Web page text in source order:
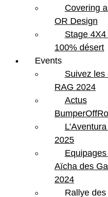
28 mai 2018 Par Martial
Rassemblement
Rassemblement, le 13ème
Rassemblement, le
Rassemblement, le 13ème
Burgundy Jeep Trophy. Nous
Jeep Trophy qui aura lieu
combes grondées à Saint
Covering
OR Design
Stage
100% désert
Events
Suivez les
RAG 2024
Actus
2025
Aïcha des
2024
Rallye